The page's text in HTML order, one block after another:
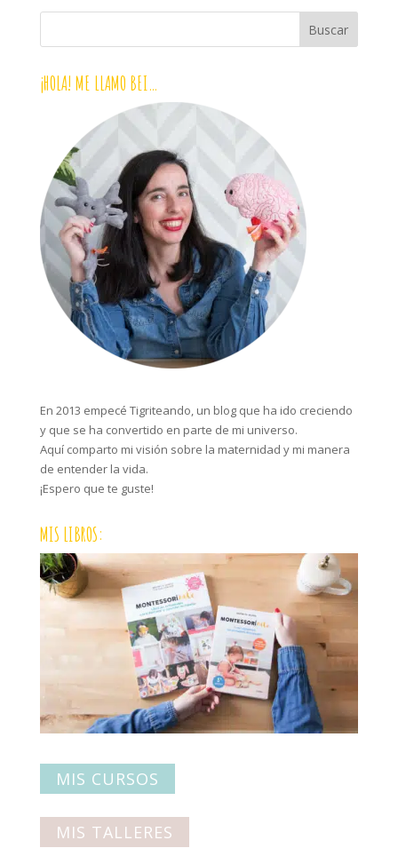
¡HOLA! ME LLAMO BEI…
En 2013 empecé Tigriteando, un blog que ha ido creciendo
y que se ha convertido en parte de mi universo.
Aquí comparto mi visión sobre la maternidad y mi manera
de entender la vida.
¡Espero que te guste!
MIS LIBROS:
MIS CURSOS
MIS TALLERES